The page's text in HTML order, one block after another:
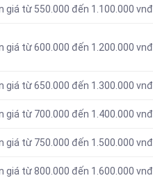
giá từ 550.000 đến 1.100.000 vnđ
giá từ 600.000 đến 1.200.000 vnđ
giá từ 650.000 đến 1.300.000 vnđ
giá từ 700.000 đến 1.400.000 vnđ
giá từ 750.000 đến 1.500.000 vnđ
giá từ 800.000 đến 1.600.000 vnđ